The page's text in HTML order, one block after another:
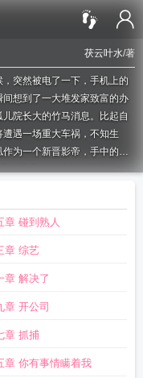
茯云叶水/著
突然被电了一下，手机上的
想到了一大堆发家致富的办
院长大的竹马消息。比起自
遇一场重大车祸，不知生
为一个新晋影帝，手中的资
会用最大的诚意来回报她。
话还没说完，就被坐在一边的
！”谢凪：嗯？？？？谢小
is nil微博star
司官网微博随时随地发现新鲜
通讯微博腾讯微博
章 碰到熟人
章 综艺
章 解决了
章 开公司
章 抓捕
章 你有事情瞒着我